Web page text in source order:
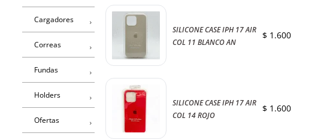
Cargadores
Correas
Fundas
Holders
Ofertas
SILICONE CASE IPH 17 AIR
COL 11 BLANCO AN
$1.600
SILICONE CASE IPH 17 AIR
COL 14 ROJO
$1.600